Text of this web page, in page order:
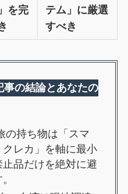
を完
テム」に厳選
すべき
事の結論とあなたの
の持ち物は「スマ
レカ」を軸に最小
品だけを絶対に避